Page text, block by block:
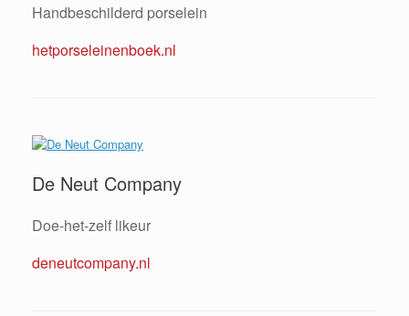
Handbeschilderd porselein
hetporseleinenboek.nl
De Neut Company
Doe-het-zelf likeur
deneutcompany.nl